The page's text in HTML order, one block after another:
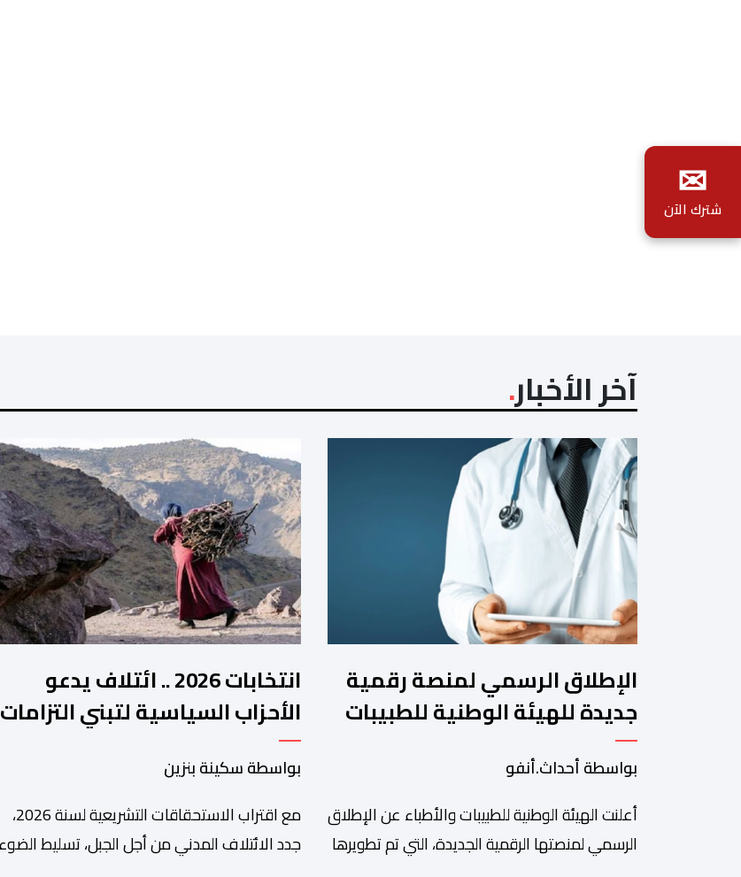
آخر الأخبار
الإطلاق الرسمي لمنصة رقمية
جديدة للهيئة الوطنية للطبيبات
والأطباء
بواسطة أحداث.أنفو
أعلنت الهيئة الوطنية للطبيبات والأطباء عن الإطلاق
الرسمي لمنصتها الرقمية الجديدة، التي تم تطويرها
انتخابات 2026 .. ائتلاف يدعو
الأحزاب السياسية لتبني التزامات
واضحة تجاه المناطق الجبلية
بواسطة سكينة بنزين
مع اقتراب الاستحقاقات التشريعية لسنة 2026،
جدد الائتلاف المدني من أجل الجبل، تسليط الضوء
✉
شترك الآن